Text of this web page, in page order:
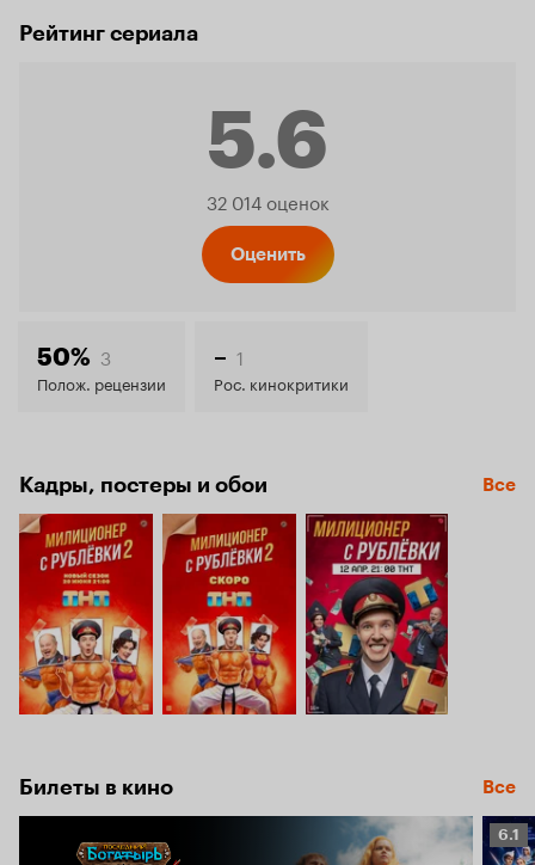
Рейтинг сериала
5.6
Рейтинг
5.6
32 014 оценок
Оценить
50% 3
Полож. рецензии
– 1
Рос. кинокритики
Кадры, постеры и обои Все
Билеты в кино Все
6.1